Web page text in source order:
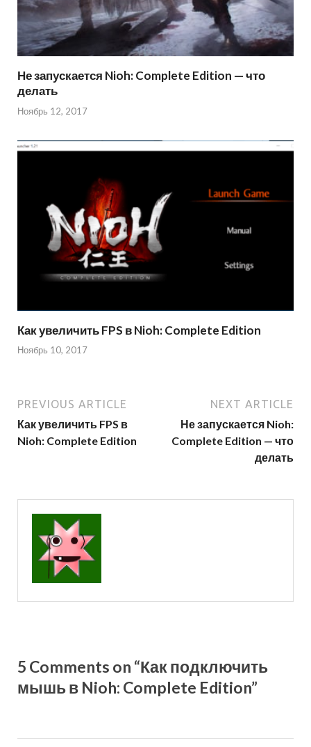
Не запускается Nioh: Complete Edition — что
делать
Ноябрь 12, 2017
Как увеличить FPS в Nioh: Complete Edition
Ноябрь 10, 2017
PREVIOUS ARTICLE
Как увеличить FPS в
Nioh: Complete Edition
NEXT ARTICLE
Не запускается Nioh:
Complete Edition — что
делать
5 Comments on “Как подключить
мышь в Nioh: Complete Edition”